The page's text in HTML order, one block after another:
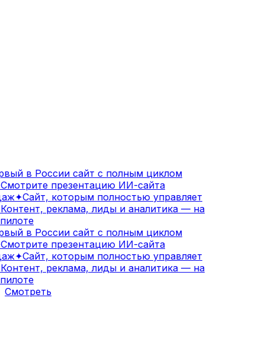
в России сайт с полным циклом
презентацию ИИ-сайта
✦Сайт, которым полностью управляет
реклама, лиды и аналитика — на
в России сайт с полным циклом
презентацию ИИ-сайта
✦Сайт, которым полностью управляет
реклама, лиды и аналитика — на
Смотреть